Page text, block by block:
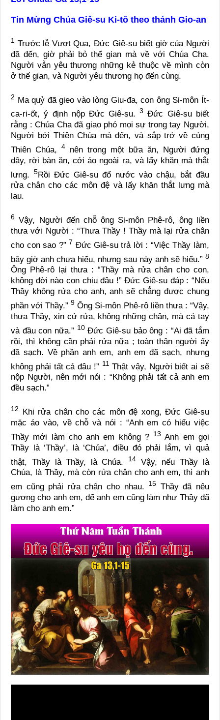
Tin Mừng Chúa Giê-su Ki-tô theo thánh Gio-an
1 Trước lễ Vượt Qua, Đức Giê-su biết giờ của Người
đã đến, giờ phải bỏ thế gian mà về với Chúa Cha.
Người vẫn yêu thương những kẻ thuộc về mình còn
ở thế gian, và Người yêu thương họ đến cùng.
2 Ma quỷ đã gieo vào lòng Giu-đa, con ông Si-môn Ít-
ca-ri-ốt, ý định nộp Đức Giê-su.3 Đức Giê-su biết
rằng : Chúa Cha đã giao phó mọi sự trong tay Người,
Người bởi Thiên Chúa mà đến, và sắp trở về cùng
Thiên Chúa,4
nên trong một bữa ăn, Người đứng
dậy, rời bàn ăn, cởi áo ngoài ra, và lấy khăn mà thắt
lưng.
5Rồi Đức Giê-su đổ nước vào chậu, bắt đầu
rửa chân cho các môn đệ và lấy khăn thắt lưng mà
lau.
6 Vậy, Người đến chỗ ông Si-môn Phê-rô, ông liền
thưa với Người : “Thưa Thầy ! Thầy mà lại rửa chân
cho con sao ?” 7 Đức Giê-su trả lời : “Việc Thầy làm,
bây giờ anh chưa hiểu, nhưng sau này anh sẽ hiểu.” 8
Ông Phê-rô lại thưa : “Thầy mà rửa chân cho con,
không đời nào con chịu đâu !” Đức Giê-su đáp : “Nếu
Thầy không rửa cho anh, anh sẽ chẳng được chung
phần với Thầy.” 9 Ông Si-môn Phê-rô liền thưa : “Vậy,
thưa Thầy, xin cứ rửa, không những chân, mà cả tay
và đầu con nữa.” 10Đức Giê-su bảo ông : “Ai đã tắm
rồi, thì không cần phải rửa nữa ; toàn thân người ấy
đã sạch. Về phần anh em, anh em đã sạch, nhưng
không phải tất cả đâu !” 11Thật vậy, Người biết ai sẽ
nộp Người, nên mới nói : “Không phải tất cả anh em
đều sạch.”
12
Khi rửa chân cho các môn đệ xong, Đức Giê-su
mặc áo vào, về chỗ và nói : “Anh em có hiểu việc
Thầy mới làm cho anh em không ? 13 Anh em gọi
Thầy là ‘Thầy’, là ‘Chúa’, điều đó phải lắm, vì quả
thật, Thầy là Thầy, là Chúa.
14
Vậy, nếu Thầy là
Chúa, là Thầy, mà còn rửa chân cho anh em, thì anh
em cũng phải rửa chân cho nhau.
15 Thầy đã nêu
gương cho anh em, để anh em cũng làm như Thầy đã
làm cho anh em.”